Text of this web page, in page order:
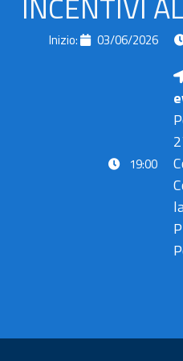
Inizio: 03/06/2026
19:00